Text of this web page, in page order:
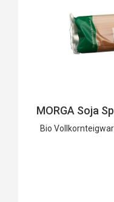
MORGA Soja
Bio